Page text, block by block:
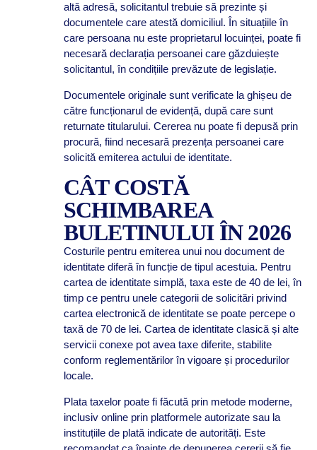
altă adresă, solicitantul trebuie să prezinte și
documentele care atestă domiciliul. În situațiile în
care persoana nu este proprietarul locuinței, poate fi
necesară declarația persoanei care găzduiește
solicitantul, în condițiile prevăzute de legislație.
Documentele originale sunt verificate la ghișeu de
către funcționarul de evidență, după care sunt
returnate titularului. Cererea nu poate fi depusă prin
procură, fiind necesară prezența persoanei care
solicită emiterea actului de identitate.
CÂT COSTĂ
SCHIMBAREA
BULETINULUI ÎN 2026
Costurile pentru emiterea unui nou document de
identitate diferă în funcție de tipul acestuia. Pentru
cartea de identitate simplă, taxa este de 40 de lei, în
timp ce pentru unele categorii de solicitări privind
cartea electronică de identitate se poate percepe o
taxă de 70 de lei. Cartea de identitate clasică și alte
servicii conexe pot avea taxe diferite, stabilite
conform reglementărilor în vigoare și procedurilor
locale.
Plata taxelor poate fi făcută prin metode moderne,
inclusiv online prin platformele autorizate sau la
instituțiile de plată indicate de autorități. Este